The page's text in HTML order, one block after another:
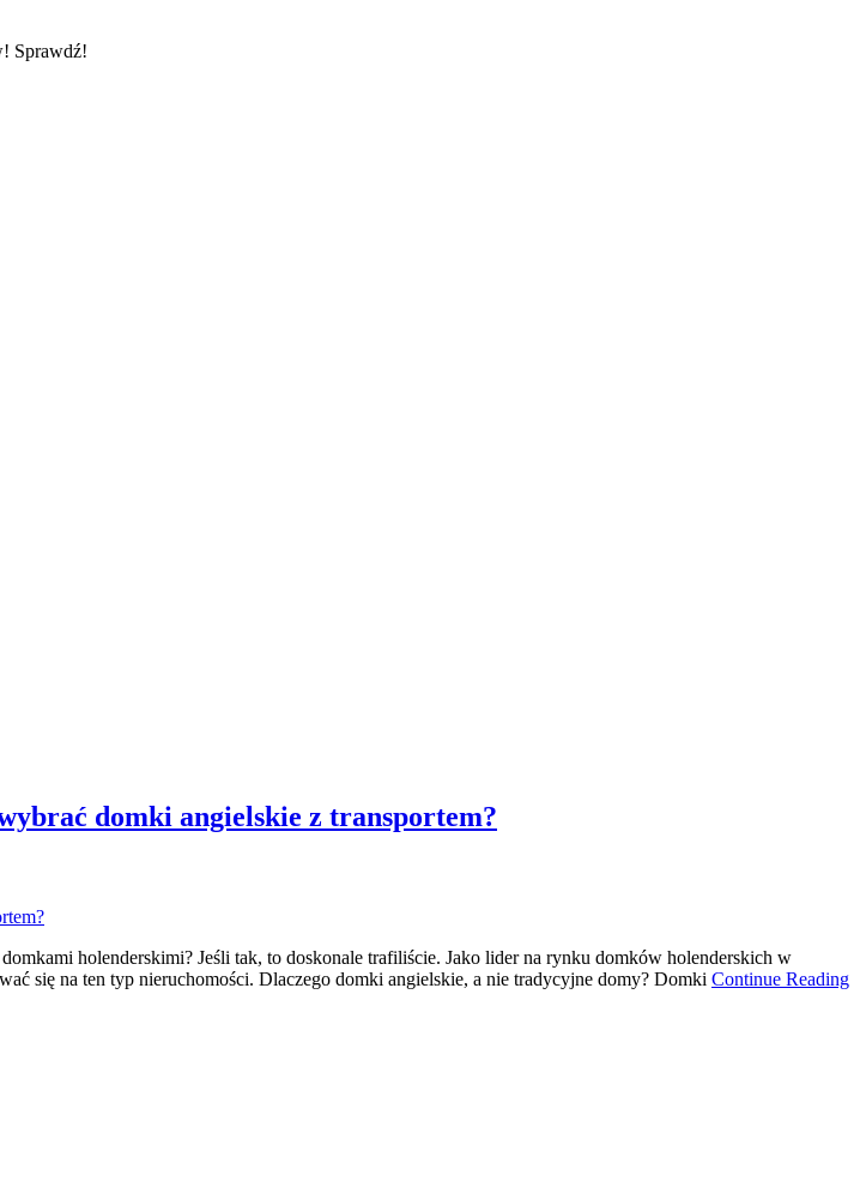
Sprawdź!
domki angielskie z transportem?
holenderskimi? Jeśli tak, to doskonale trafiliście. Jako lider na rynku domków holenderskich w
się na ten typ nieruchomości. Dlaczego domki angielskie, a nie tradycyjne domy? Domki Continue Reading